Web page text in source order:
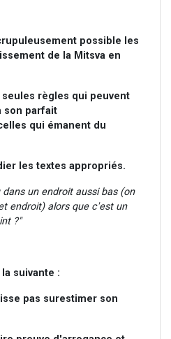
possible les
de la Mitsva en
seules règles qui peuvent
son parfait
qui émanent du
les textes appropriés.
un endroit aussi bas (on
endroit) alors que c'est un
?"
suivante :
pas surestimer son